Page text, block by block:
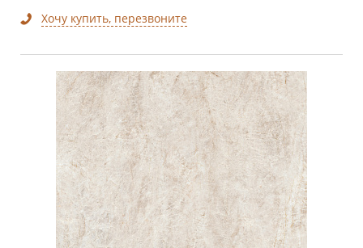
Хочу купить, перезвоните